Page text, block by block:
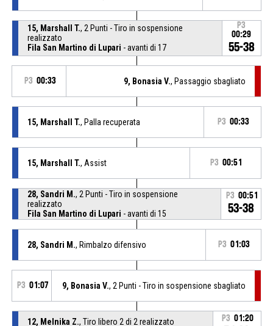
15, Marshall T., 2 Punti - Tiro in sospensione
realizzato
Fila San Martino di Lupari - avanti di 17
P3
00:29
55-38
P3 00:33 9, Bonasia V., Passaggio sbagliato
15, Marshall T., Palla recuperata P3 00:33
15, Marshall T., Assist P3 00:51
28, Sandri M., 2 Punti - Tiro in sospensione
realizzato
Fila San Martino di Lupari - avanti di 15
P3 00:51
53-38
28, Sandri M., Rimbalzo difensivo P3 01:03
P3 01:07 9, Bonasia V., 2 Punti - Tiro in sospensione sbagliato
12, Melnika Z., Tiro libero 2 di 2 realizzato
P3 01:20